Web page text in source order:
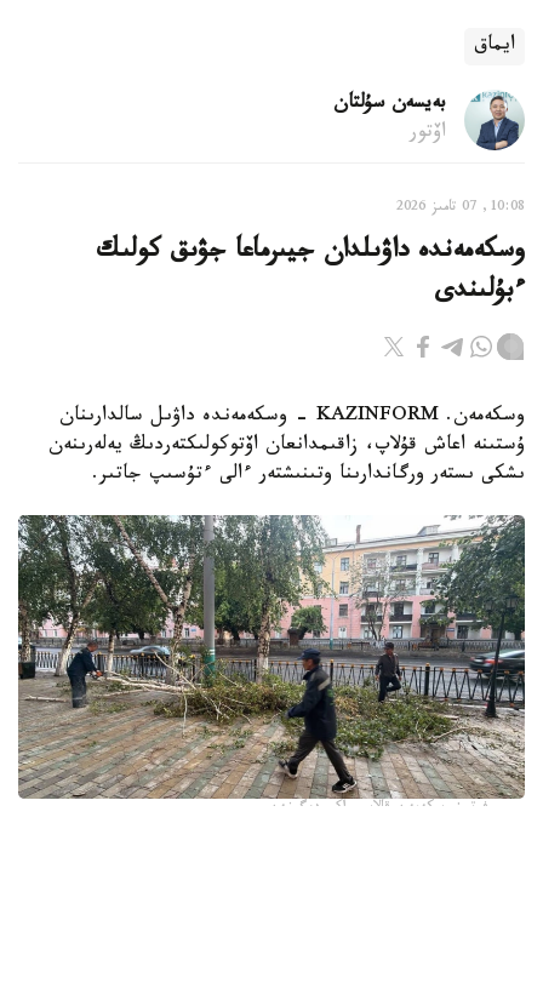
ايماق
بەيسەن سۇلتان
اۆتور
10:08, 07 تامىز 2026
وسكەمەندە داۋىلدان جيىرماعا جۋىق كولىك
ءبۇلىندى
وسكەمەن. KAZINFORM - وسكەمەندە داۋىل سالدارىنان
ۇستىنە اعاش قۇلاپ، زاقىمدانعان اۆتوكولىكتەردىڭ يەلەرىنەن
ىشكى ىستەر ورگاندارىنا وتىنىشتەر ءالى ءتۇسىپ جاتىر.
فوتو: وسكەمەن قالاسى اكىمدىگىنەن